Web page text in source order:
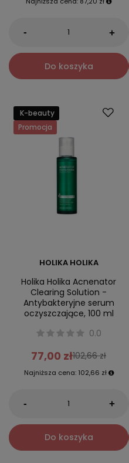
- +
Do koszyka
K-beauty
Promocja
HOLIKA HOLIKA
Holika Holika Acnenator
Clearing Solution -
Antybakteryjne serum
oczyszczające, 100 ml
0.0
77,00 zł102,66 zł
Najniższa cena: 102,66 zł
- +
Do koszyka